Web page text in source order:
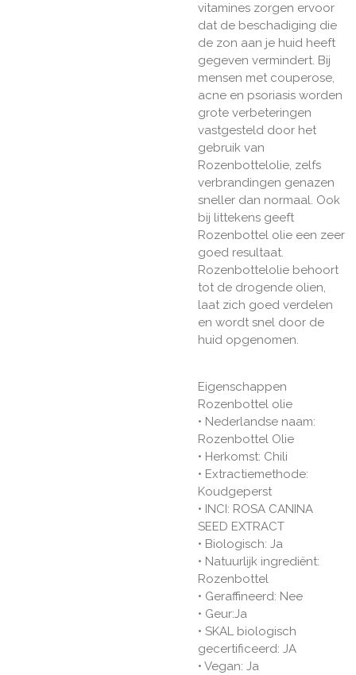
vitamines zorgen ervoor
dat de beschadiging die
de zon aan je huid heeft
gegeven vermindert. Bij
mensen met couperose,
acne en psoriasis worden
grote verbeteringen
vastgesteld door het
gebruik van
Rozenbottelolie, zelfs
verbrandingen genazen
sneller dan normaal. Ook
bij littekens geeft
Rozenbottel olie een zeer
goed resultaat.
Rozenbottelolie behoort
tot de drogende olien,
laat zich goed verdelen
en wordt snel door de
huid opgenomen.
Eigenschappen
Rozenbottel olie
• Nederlandse naam:
Rozenbottel Olie
• Herkomst: Chili
• Extractiemethode:
Koudgeperst
• INCI: ROSA CANINA
SEED EXTRACT
• Biologisch: Ja
• Natuurlijk ingrediënt:
Rozenbottel
• Geraffineerd: Nee
• Geur:Ja
• SKAL biologisch
gecertificeerd: JA
• Vegan: Ja